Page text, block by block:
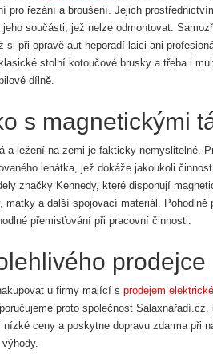
pro řezání a broušení. Jejich
součásti, jež nelze odmontovat.
při opravě aut neporadí laici ani
stolní kotoučové brusky a třeba i
dílně.
s magnetickými
a ležení na zemi je fakticky nemyslitelné.
lehátka, jež dokáže jakoukoli
značky Kennedy, které disponují
matky a další spojovací materiál. Pohodlně
přemisťování při pracovní činnosti.
prodejce
u firmy mající s prodejem
proto společnost
ceny a poskytne dopravu zdarma při